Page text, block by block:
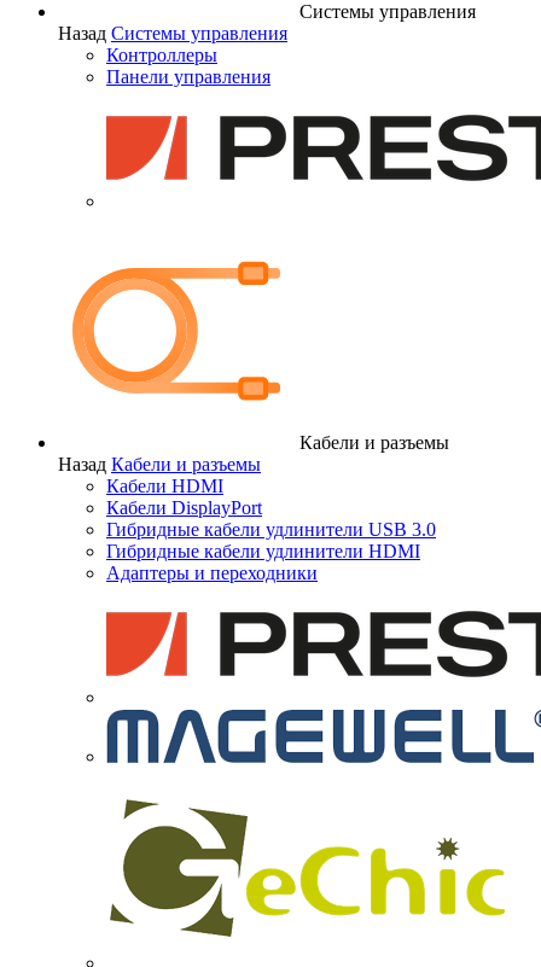
Системы управления
Назад Системы управления
Контроллеры
Панели управления
Кабели и разъемы
Назад Кабели и разъемы
Кабели HDMI
Кабели DisplayPort
Гибридные кабели удлинители USB 3.0
Гибридные кабели удлинители HDMI
Адаптеры и переходники